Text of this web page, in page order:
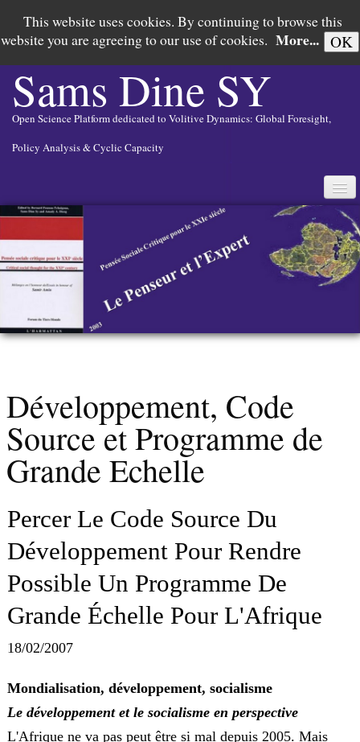
This website uses cookies. By continuing to browse this
website you are agreeing to our use of cookies. More... OK
Sams Dine SY
Open Science Platform dedicated to Volitive Dynamics: Global Foresight,
Policy Analysis & Cyclic Capacity
English▼
PAX AMERICANA IN SEARCH OF RISORGIMENTO
GLOBAL FORESIGHT
POLICY ANALYSIS
CYCLIC CAPACITY
Développement, Code
Source et Programme de
Grande Echelle
Percer Le Code Source Du
Développement Pour Rendre
Possible Un Programme De
Grande Échelle Pour L'Afrique
18/02/2007
Mondialisation, développement, socialisme
Le développement et le socialisme en perspective
L'Afrique ne va pas peut être si mal depuis 2005. Mais